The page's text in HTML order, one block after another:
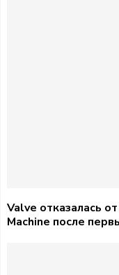
Valve отказалась
Machine после